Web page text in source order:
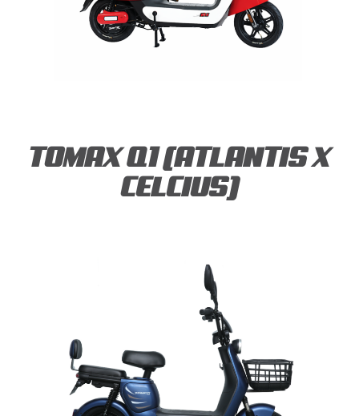
TOMAX Q1 (ATLANTIS X
CELCIUS)